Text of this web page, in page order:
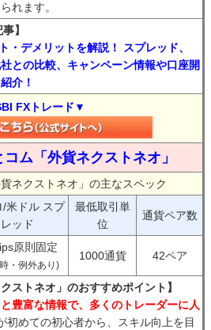
れます。
】
・デメリットを解説！ スプレッド、
との比較、キャンペーン情報や口座開
介！
FXトレード▼
ム「外貨ネクストネオ」
ネクストネオ」の主なスペック
/米ドル スプ
レッド
最低取引単
位
通貨ペア数
原則固定
・例外あり)
1000通貨 42ペア
ストネオ」のおすすめポイント】
豊富な情報で、多くのトレーダーに人
初めての初心者から、スキル向上を目